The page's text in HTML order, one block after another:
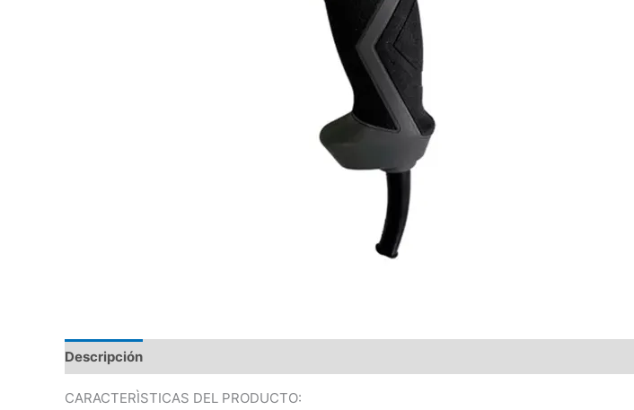
Descripción
CARACTERÌSTICAS DEL PRODUCTO: